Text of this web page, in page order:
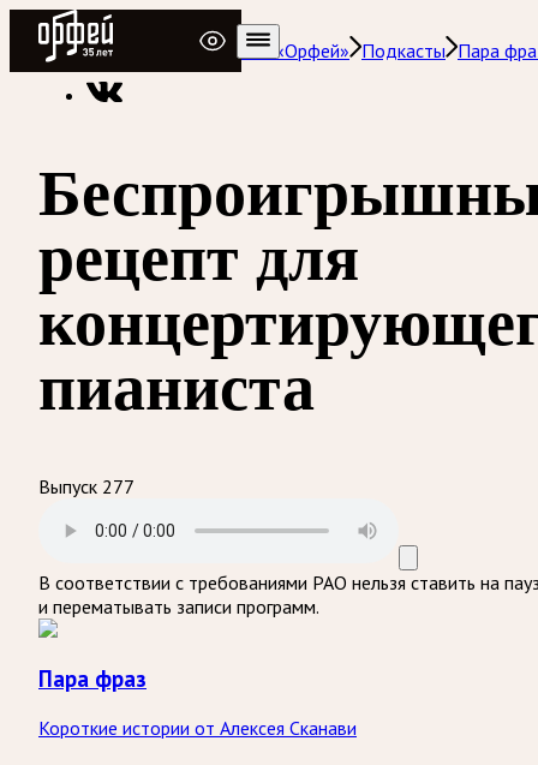
Радио Орфей
Радио классической музыки «Орфей» Подкасты Пара
рецепт для
пианиста
Выпуск 277
В соответствии с требованиями РАО нельзя ставить на
и перематывать записи программ.
Пара фраз
Короткие истории от Алексея Сканави